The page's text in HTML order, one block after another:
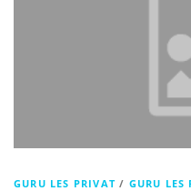
DAFTAR
GURU LES PRIVAT / GURU